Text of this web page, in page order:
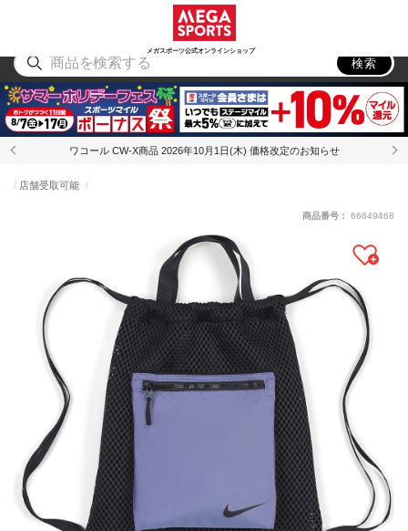
メガスポーツ公式オンラインショップ
アウトドア
検索
ワコール CW-X商品 2026年10月1日(木) 価格改定のお知らせ
店舗受取可能
商品番号： 66649468